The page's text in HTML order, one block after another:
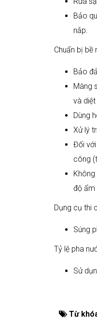
Bảo
nắp.
Chuẩn bị bề
Bảo
Màng
và
Dùng
Xử lý
Đối
công
độ ẩm
Dụng cụ thi
Súng
Tỷ lệ pha
Sử
Từ